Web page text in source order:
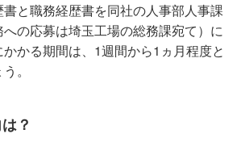
と職務経歴書を同社の人事部人事課
の応募は埼玉工場の総務課宛て）に
かる期間は、1週間から1ヵ月程度と
。
？